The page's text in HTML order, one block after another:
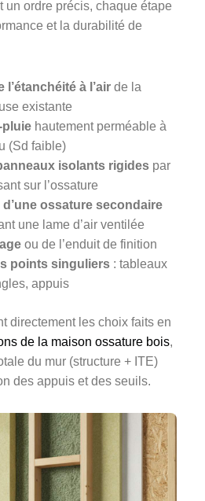
un ordre précis, chaque étape
et la durabilité de
à l’air de la
existante
pluie hautement perméable à
(Sd faible)
isolants rigides par
sur l’ossature
d’une ossature secondaire
une lame d’air ventilée
ou de l’enduit de finition
points singuliers : tableaux
appuis
directement les choix faits en
de la maison ossature bois,
du mur (structure + ITE)
des appuis et des seuils.